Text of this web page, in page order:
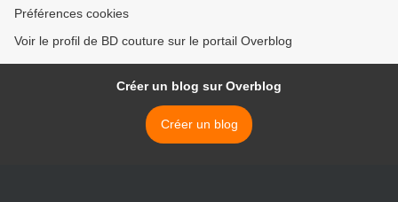
Préférences cookies
Voir le profil de BD couture sur le portail Overblog
Créer un blog sur Overblog
Créer un blog